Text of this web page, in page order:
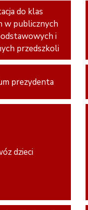
do klas
w publicznych
i
przedszkoli
prezydenta
dzieci